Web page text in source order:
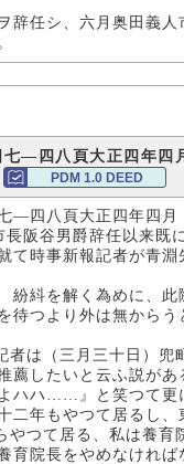
辞任シ、六月奥田義
―四八頁大正四年
PDM 1.0 DEED
―四八頁大正四年四月
阪谷男爵辞任以来既
て時事新報記者が青
紏を解く為めに、此
待つより外は無から
は（三月三十日）兜
薦したいと云ふ説が
ハハ……』と笑つて更
二年もやつて居るし
つて居る、私は養育
育院長をやめなけれ